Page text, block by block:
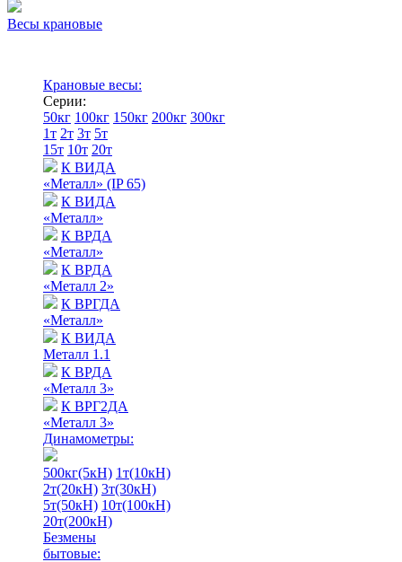
Весы крановые
Крановые весы:
Серии:
50кг 100кг 150кг 200кг 300кг
1т 2т 3т 5т
15т 10т 20т
К ВИДА
«Металл» (IP 65)
К ВИДА
«Металл»
К ВРДА
«Металл»
К ВРДА
«Металл 2»
К ВРГДА
«Металл»
К ВИДА
Металл 1.1
К ВРДА
«Металл 3»
К ВРГ2ДА
«Металл 3»
Динамометры:
500кг(5кН) 1т(10кН)
2т(20кН) 3т(30кН)
5т(50кН) 10т(100кН)
20т(200кН)
Безмены
бытовые: